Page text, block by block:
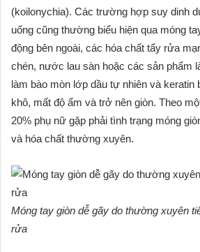
(koilonychia). Các trường hợp suy dinh
uống cũng thường biểu hiện qua móng
động bên ngoài, các hóa chất tẩy rửa
chén, nước lau sàn hoặc các sản phẩm
làm bào mòn lớp dầu tự nhiên và keratin
khô, mất độ ẩm và trở nên giòn. Theo
20% phụ nữ gặp phải tình trạng móng
và hóa chất thường xuyên.
Móng tay giòn dễ gãy do thường xuyên
rửa